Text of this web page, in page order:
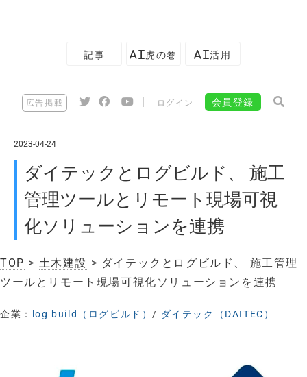
記事 AI虎の巻 AI活用
広告掲載 ログイン 会員登録
2023-04-24
ダイテックとログビルド、 施工
管理ツールとリモート現場可視
化ソリューションを連携
TOP > 土木建設 > ダイテックとログビルド、 施工管理
ツールとリモート現場可視化ソリューションを連携
企業： log build（ログビルド）/ ダイテック（DAITEC）